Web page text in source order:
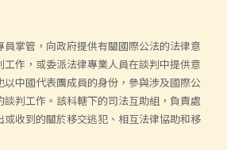
掌管，向政府提供有關國際公法的法律意
工作，或委派法律專業人員在談判中提供意
以中國代表團成員的身份，參與涉及國際公
判工作。該科轄下的司法互助組，負責處
收到的關於移交逃犯、相互法律協助和移